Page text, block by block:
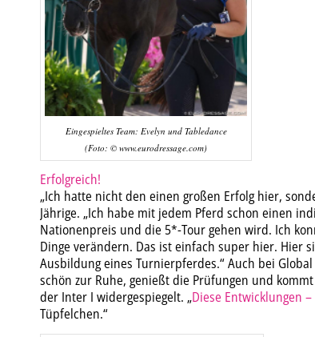
Eingespieltes Team: Evelyn und Tabledance
(Foto: © www.eurodressage.com)
Erfolgreich!
„Ich hatte nicht den einen großen Erfolg hier,
Jährige. „Ich habe mit jedem Pferd schon einen
Nationenpreis und die 5*-Tour gehen wird. Ich
Dinge verändern. Das ist einfach super hier. Hier
Ausbildung eines Turnierpferdes.“ Auch bei
schön zur Ruhe, genießt die Prüfungen und
der Inter I widergespiegelt. „Diese Entwicklungen
Tüpfelchen.“